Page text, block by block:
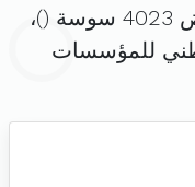
(
)،
للمؤسسات